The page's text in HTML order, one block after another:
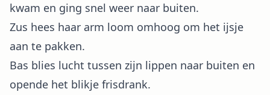
kwam en ging snel weer naar buiten.
Zus hees haar arm loom omhoog om het ijsje
aan te pakken.
Bas blies lucht tussen zijn lippen naar buiten en
opende het blikje frisdrank.